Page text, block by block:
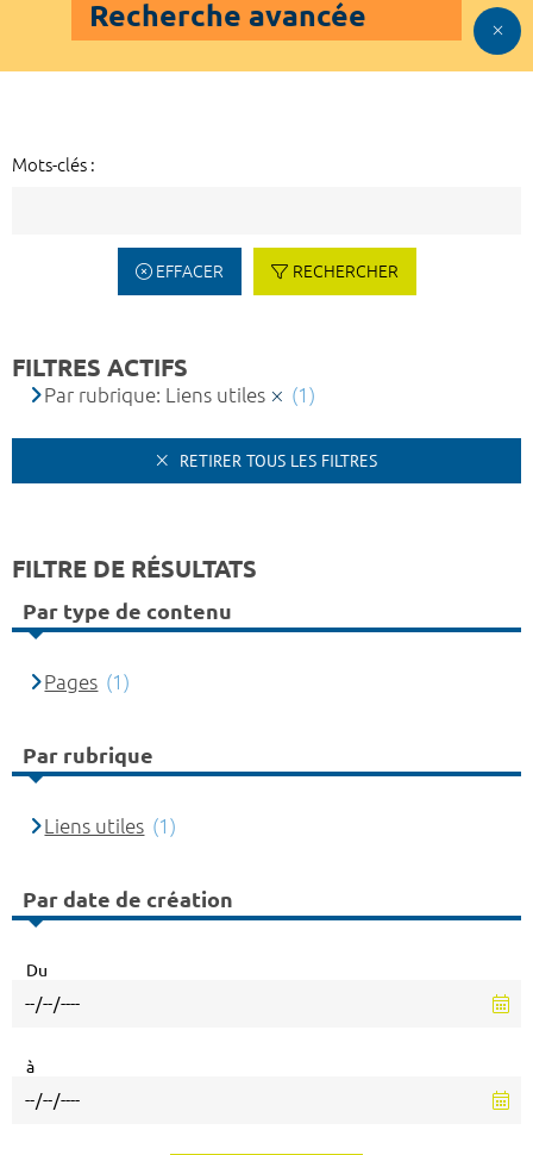
Recherche avancée
Mots-clés :
EFFACER RECHERCHER
FILTRES ACTIFS
Par rubrique: Liens utiles (1)
RETIRER TOUS LES FILTRES
FILTRE DE RÉSULTATS
Par type de contenu
Pages (1)
Par rubrique
Liens utiles (1)
Par date de création
Du
à